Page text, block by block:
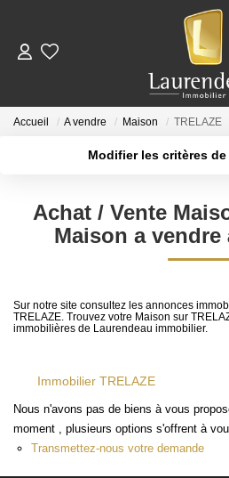
Télécharger Le Dossier De
NOTRE
NOS AVIS
Accueil A vendre Maison TRELAZE
Modifier les critères
Sélectionnez...
Type de bien
Créer une alerte
Achat / Vente
Maison a vendre
Sur notre site consultez les annonces
TRELAZE. Trouvez votre Maison sur
immobilières de Laurendeau immobilier.
Immobilier TRELAZE
Nous n'avons pas de biens à vous
moment , plusieurs options s'offrent à
Transmettez-nous votre demande